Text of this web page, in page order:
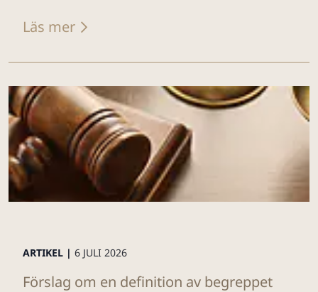
Läs mer
ARTIKEL | 6 JULI 2026
Förslag om en definition av begreppet